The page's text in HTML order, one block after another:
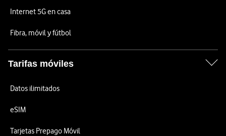
Internet 5G en casa
Fibra, móvil y fútbol
Tarifas móviles
Datos ilimitados
eSIM
Tarjetas Prepago Móvil